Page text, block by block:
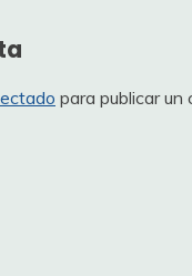
para publicar un